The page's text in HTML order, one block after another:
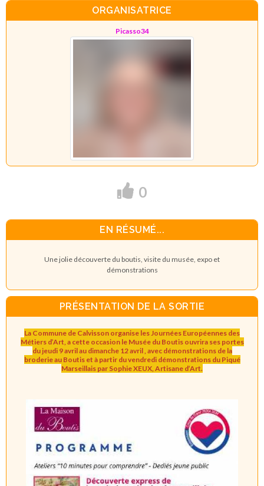
ORGANISATRICE
Picasso34
0
EN RÉSUMÉ...
Une jolie découverte du boutis, visite du musée, expo et
démonstrations
PRÉSENTATION DE LA SORTIE
La Commune de Calvisson organise les Journées Européennes des
Métiers d’Art, a cette occasion le Musée du Boutis ouvrira ses portes
du jeudi 9 avril au dimanche 12 avril , avec démonstrations de la
broderie au Boutis et à partir du vendredi démonstrations du Piqué
Marseillais par Sophie XEUX, Artisane d’Art.